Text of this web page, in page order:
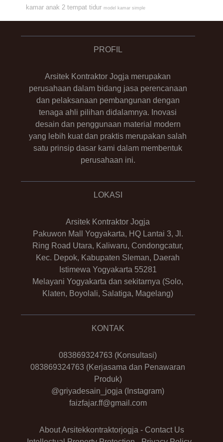
kamar anak 2 tempat tidur model kamar simple
PROFIL
Arsitek Kontraktor Jogja merupakan
perusahaan dalam bidang jasa perencanaan
dan pelaksanaan pembangunan dengan
tenaga ahli pilihan didalamnya. Inovasi
desain dan penggunaan material modern
yang lebih kuat dan praktis merupakan salah
satu prinsip dasar kami dalam membentuk
perusahaan ini.
LOKASI
Arsitek Kontraktor Jogja
Pakuwon Mall Yogyakarta, HQ Lantai 3, Jl.
Ring Road Utara, Kaliwaru, Condongcatur,
Kec. Depok, Kabupaten Sleman, Daerah
Istimewa Yogyakarta 55281
Melayani Yogyakarta dan sekitarnya (Solo,
Klaten, Boyolali, Salatiga, Magelang)
KONTAK
083869324763 (Konsultasi)
083869324763 (Kerjasama dan Penawaran
Produk)
@griyadesain_jogja (Instagram)
faizfajar.ff@gmail.com
About Arsitekkontraktorjogja - Contact Us